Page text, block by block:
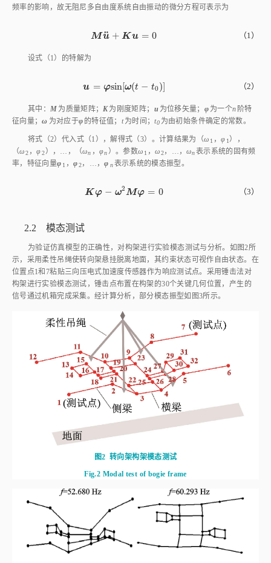
频率的影响，故无阻尼多自由度系统自由振动的微分方程可表示为
Mu
¨ + Ku = 0
M u¨+Ku= 0 （1）
设式（1） 的特解为
u = φsin[ω(t − t0)]
u=φsi nωt- t0 （2）
其中： M 为质量矩阵； K为刚度矩阵； u 为位移矢量； φ 为一个n 阶特
征向量；ω 为对应于φ 的特征值； t 为时间；t0 为由初始条件确定的常数。
将式（2） 代入式（1） ，解得式（3） 。计算结果为（ω 1 ， φ 1 ），
（ω 2 ，φ 2），…，（ωn ，φn ）。参数ω 1 ， ω2，…，ωn表示系统的固有频
率，特征向量φ 1 ， φ2，…，φ n表示系统的模态振型。
Kφ − ω2 Mφ = 0
Kφ- ω2Mφ= 0 （3）
2.2 模态测试
为验证仿真模型的正确性，对构架进行实验模态测试与分析。如 图2所
示，采用柔性吊绳使转向架悬挂脱离地面，其约束状态可视作自由状态。在
位置点1和7粘贴三向压电式加速度传感器作为响应测试点。采用锤击法对
构架进行实验模态测试，锤击点布置在构架的30个关键几何位置，产生的
信号通过机箱完成采集。经计算分析，部分模态振型如 图3所示。
图2 转向架构架模态测试
Fig.2 Modal test of bogie frame